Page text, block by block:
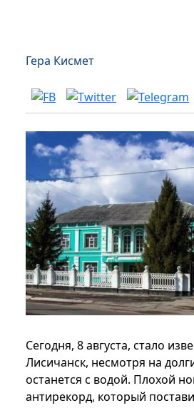
Гера Кисмет
Сегодня, 8 августа, стало
Лисичанск, несмотря на
останется с водой. Плохой
антирекорд, который